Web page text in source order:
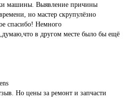
машины. Выявление причины
но мастер скрупулёзно
спасибо! Немного
в другом месте было бы ещё
Но цены за ремонт и запчасти